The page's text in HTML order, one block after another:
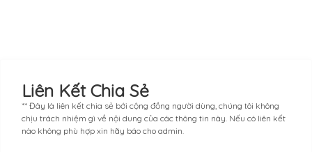
Liên Kết Chia Sẻ
** Đây là liên kết chia sẻ bới cộng đồng người dùng, chúng tôi không
chịu trách nhiệm gì về nội dung của các thông tin này. Nếu có liên kết
nào không phù hợp xin hãy báo cho admin.